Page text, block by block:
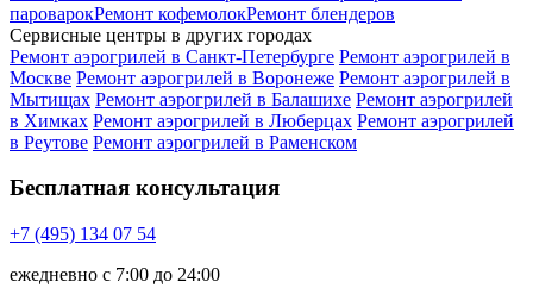
пароварокРемонт кофемолокРемонт блендеров
Сервисные центры в других городах
Ремонт аэрогрилей в Санкт-Петербурге Ремонт аэрогрилей в
Москве Ремонт аэрогрилей в Воронеже Ремонт аэрогрилей в
Мытищах Ремонт аэрогрилей в Балашихе Ремонт аэрогрилей
в Химках Ремонт аэрогрилей в Люберцах Ремонт аэрогрилей
в Реутове Ремонт аэрогрилей в Раменском
Бесплатная консультация
+7 (495) 134 07 54
ежедневно с 7:00 до 24:00